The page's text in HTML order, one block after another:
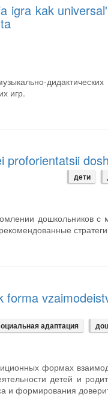
igra kak
игр.
proforientatsii
дети
forma
адаптация
формах
детей и
и формирования